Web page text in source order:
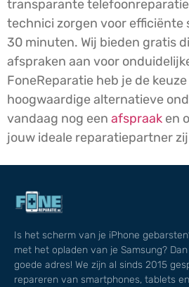
transparante
technici zorgen voor efficiënte
30 minuten. Wij bieden gratis
afspraken aan voor
FoneReparatie heb je de
hoogwaardige alternatieve
vandaag nog een afspraak en
jouw ideale reparatiepartner
Is het scherm van je iPhone
met het opladen van je Samsung?
goede adres! We zijn al sinds 2015
repareren van smartphones, tablets